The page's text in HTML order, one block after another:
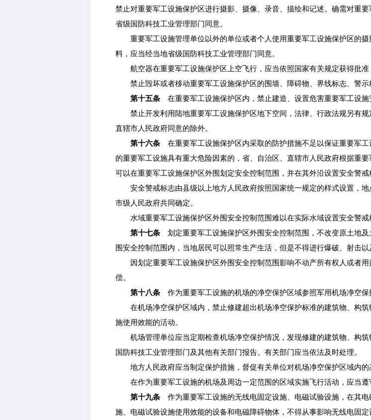
禁止对重要军工设施保护区进行摄影、摄像、录音、描绘和记述。确需对重
省级国防科技工业管理部门同意。
重要军工设施管理单位以外的单位或者个人使用重要军工设施保护区的摄
料，应当经当地省级国防科技工业管理部门同意。
航空器在重要军工设施保护区上空飞行，应当依照国家有关规定获得批准
禁止毁坏或者移动重要军工设施保护区的围墙、障碍物、界线标志、警示
第十五条 在重要军工设施保护区内，禁止建造、设置危害重要军工设施
禁止开发利用陆地重要军工设施保护区地下空间，法律、行政法规另有规
直辖市人民政府同意的除外。
第十六条 在重要军工设施保护区内采取的防护措施不足以保证重要军
的重要军工设施具有重大危险因素的，省、自治区、直辖市人民政府根据重
可以在重要军工设施保护区外围划定安全控制范围，并在其外沿设置安全警戒
安全警戒标志由县级以上地方人民政府按照国家统一规定的样式设置，地
市级人民政府共同确定。
水域重要军工设施保护区外围安全控制范围难以在实际水域设置安全警戒
第十七条 划定重要军工设施保护区外围安全控制范围，不改变原土地
围安全控制范围内，当地居民可以照常生产生活，但是不得进行爆破、射击
因划定重要军工设施保护区外围安全控制范围影响不动产所有权人或者用
偿。
第十八条 作为重要军工设施的机场的净空保护区域参照军用机场净空保
在机场净空保护区域内，禁止修建超出机场净空保护标准的建筑物、构筑
施使用效能的活动。
机场管理单位应当定期检查机场净空保护情况，发现修建的建筑物、构筑
国防科技工业管理部门及其他有关部门报告。有关部门应当依法及时处理。
地方人民政府应当制定保护措施，督促有关单位对机场净空保护区域内的
在作为重要军工设施的机场及周边一定范围的区域实施飞行活动，应当遵
第十九条 作为重要军工设施的无线电固定设施、电磁试验设施，在其
施、电磁试验设施使用效能的设备和电磁障碍物体，不得从事影响无线电固定